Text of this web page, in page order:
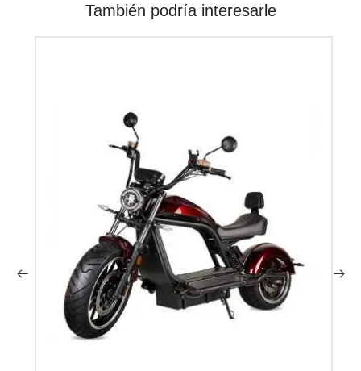
También podría interesarle